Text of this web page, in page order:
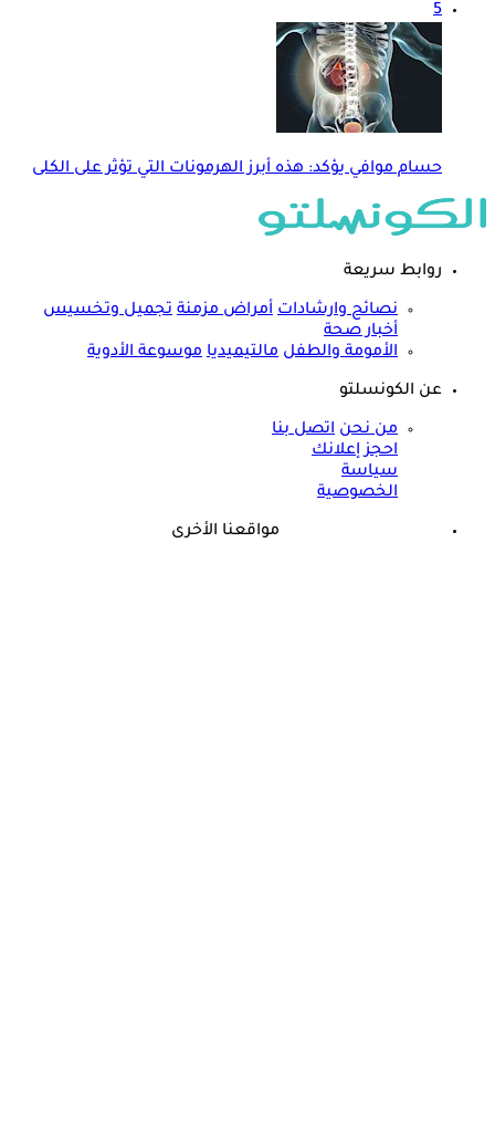
5
حسام موافي يؤكد: هذه أبرز الهرمونات التي تؤثر على الكلى
روابط سريعة
نصائح وارشادات أمراض مزمنة تجميل وتخسيس
أخبار صحة
الأمومة والطفل مالتيميديا موسوعة الأدوية
عن الكونسلتو
من نحن اتصل بنا
احجز إعلانك
سياسة
الخصوصية
مواقعنا الأخرى